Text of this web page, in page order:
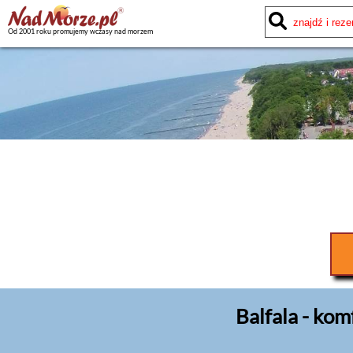
Od 2001 roku promujemy wczasy nad morzem
Balfala -